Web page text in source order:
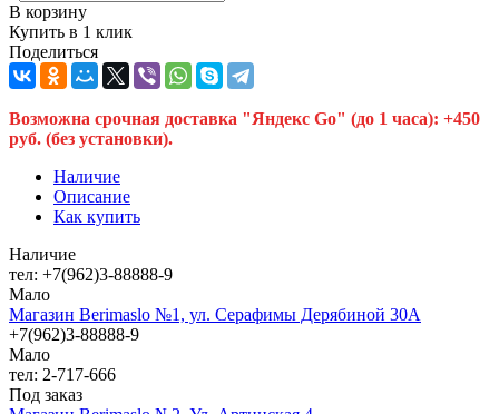
В корзину
Купить в 1 клик
Поделиться
Возможна срочная доставка "Яндекс Go" (до 1 часа): +450
руб. (без установки).
Наличие
Описание
Как купить
Наличие
тел: +7(962)3-88888-9
Мало
Магазин Berimaslo №1, ул. Серафимы Дерябиной 30А
+7(962)3-88888-9
Мало
тел: 2-717-666
Под заказ